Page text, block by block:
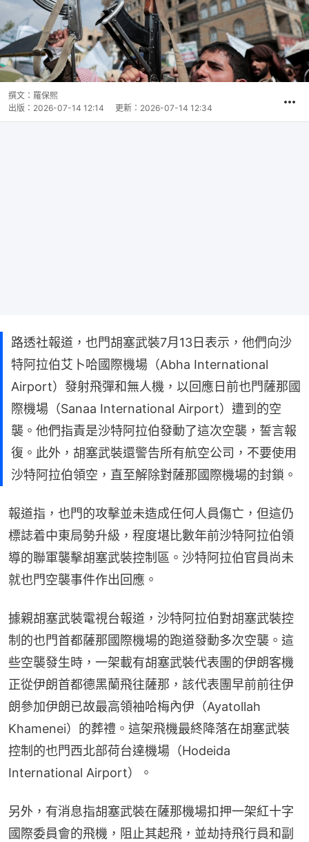
撰文： 羅保熙
出版： 2026-07-14 12:14 更新： 2026-07-14 12:34
路透社報道，也門胡塞武裝7月13日表示，他們向沙
特阿拉伯艾卜哈國際機場（Abha International
Airport）發射飛彈和無人機，以回應日前也門薩那國
際機場（Sanaa International Airport）遭到的空
襲。他們指責是沙特阿拉伯發動了這次空襲，誓言報
復。此外，胡塞武裝還警告所有航空公司，不要使用
沙特阿拉伯領空，直至解除對薩那國際機場的封鎖。
報道指，也門的攻擊並未造成任何人員傷亡，但這仍
標誌着中東局勢升級，程度堪比數年前沙特阿拉伯領
導的聯軍襲擊胡塞武裝控制區。沙特阿拉伯官員尚未
就也門空襲事件作出回應。
據親胡塞武裝電視台報道，沙特阿拉伯對胡塞武裝控
制的也門首都薩那國際機場的跑道發動多次空襲。這
些空襲發生時，一架載有胡塞武裝代表團的伊朗客機
正從伊朗首都德黑蘭飛往薩那，該代表團早前前往伊
朗參加伊朗已故最高領袖哈梅內伊（Ayatollah
Khamenei）的葬禮。這架飛機最終降落在胡塞武裝
控制的也門西北部荷台達機場（Hodeida
International Airport）。
另外，有消息指胡塞武裝在薩那機場扣押一架紅十字
國際委員會的飛機，阻止其起飛，並劫持飛行員和副